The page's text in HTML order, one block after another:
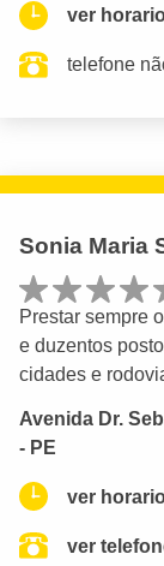
ver
telefone
Sonia Maria
Prestar sempre
e duzentos
cidades e
Avenida Dr.
- PE
ver
ver